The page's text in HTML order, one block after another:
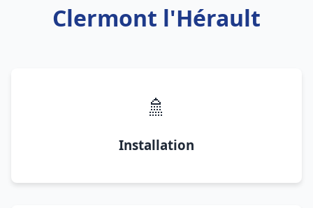
Clermont l'Hérault
🚿
Installation